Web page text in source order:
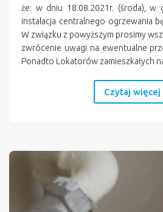
że: w dniu 18.08.2021r. (środa), w
instalacja centralnego ogrzewania
W związku z powyższym prosimy
zwrócenie uwagi na ewentualne
Ponadto Lokatorów zamieszkałych
Czytaj więcej